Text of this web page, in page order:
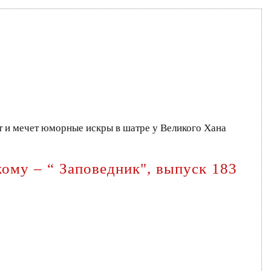
и мечет юморные искры в шатре у Великого Хана
– “ Заповедник", выпуск 183